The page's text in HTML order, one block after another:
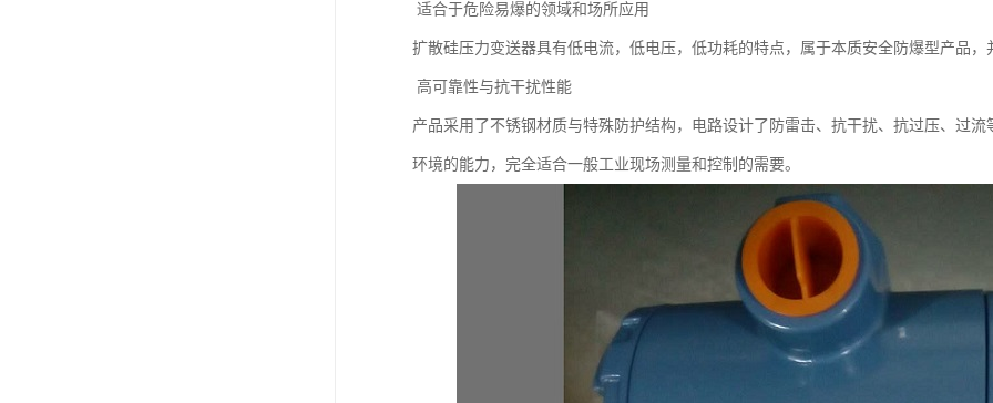
适合于危险易爆的领域和场所应用
扩散硅压力变送器具有低电流，低电压，低功耗的特点，属于本质安全防爆型产品
高可靠性与抗干扰性能
产品采用了不锈钢材质与特殊防护结构，电路设计了防雷击、抗干扰、抗过压、过
环境的能力，完全适合一般工业现场测量和控制的需要。